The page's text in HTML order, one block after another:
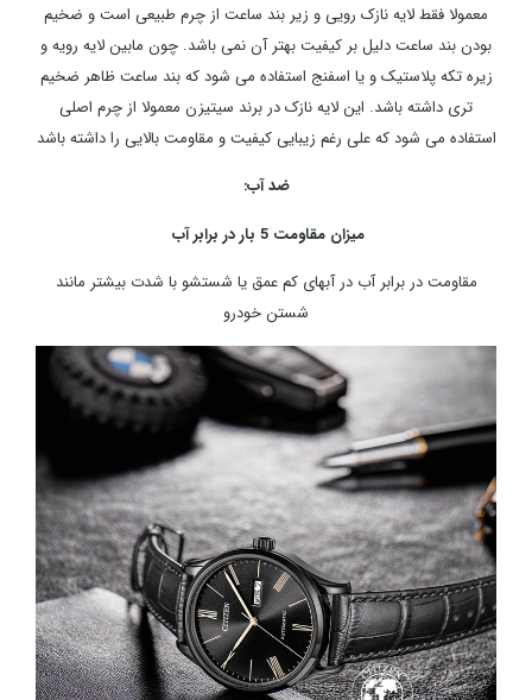
معمولا فقط لایه نازک رویی و زیر بند ساعت از چرم طبیعی است و ضخیم
بودن بند ساعت دلیل بر کیفیت بهتر آن نمی باشد. چون مابین لایه رویه و
زیره تکه پلاستیک و یا اسفنج استفاده می شود که بند ساعت ظاهر ضخیم
تری داشته باشد. این لایه نازک در برند سیتیزن معمولا از چرم اصلی
استفاده می شود که علی رغم زیبایی کیفیت و مقاومت بالایی را داشته باشد
ضد آب:
میزان مقاومت 5 بار در برابر آب
مقاومت در برابر آب در آبهای کم عمق یا شستشو با شدت بیشتر مانند
شستن خودرو